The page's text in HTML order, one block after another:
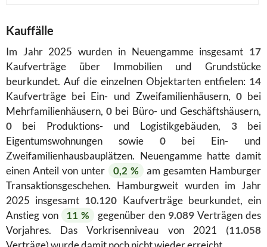
Kauffälle
Im Jahr 2025 wurden in Neuengamme insgesamt 17
Kaufverträge über Immobilien und Grundstücke
beurkundet. Auf die einzelnen Objektarten entfielen: 14
Kaufverträge bei Ein- und Zweifamilienhäusern, 0bei
Mehrfamilienhäusern,0 bei Büro- und Geschäftshäusern,
0 bei Produktions- und Logistikgebäuden, 3bei
Eigentumswohnungen sowie 0bei Ein- und
Zweifamilienhausbauplätzen. Neuengamme hatte damit
einen Anteil von unter
0,2 %
am gesamten Hamburger
Transaktionsgeschehen. Hamburgweit wurden im Jahr
2025 insgesamt 10.120 Kaufverträge beurkundet, ein
Anstieg von
11 % gegenüber den 9.089Verträgen des
Vorjahres. Das Vorkrisenniveau von 2021 (11.058